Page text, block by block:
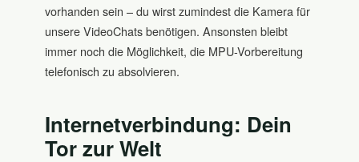
vorhanden sein – du wirst zumindest die Kamera für
unsere VideoChats benötigen. Ansonsten bleibt
immer noch die Möglichkeit, die MPU-Vorbereitung
telefonisch zu absolvieren.
Internetverbindung: Dein
Tor zur Welt